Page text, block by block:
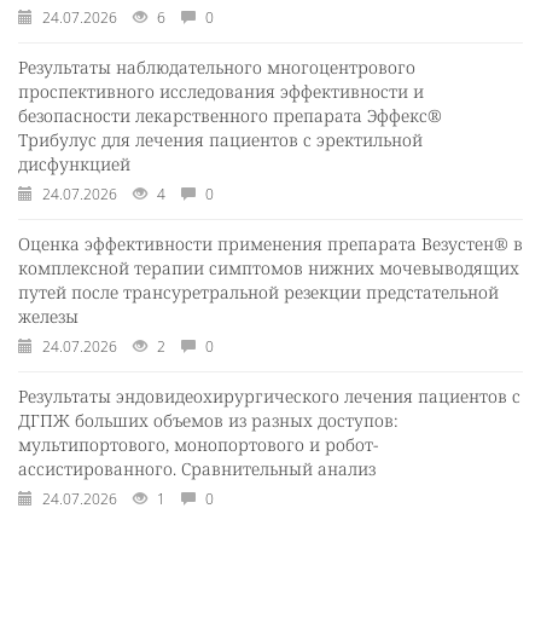
24.07.2026 6 0
Результаты наблюдательного многоцентрового
проспективного исследования эффективности и
безопасности лекарственного препарата Эффекс®
Трибулус для лечения пациентов с эректильной
дисфункцией
24.07.2026 4 0
Оценка эффективности применения препарата Везустен® в
комплексной терапии симптомов нижних мочевыводящих
путей после трансуретральной резекции предстательной
железы
24.07.2026 2 0
Результаты эндовидеохирургического лечения пациентов с
ДГПЖ больших объемов из разных доступов:
мультипортового, монопортового и робот-
ассистированного. Сравнительный анализ
24.07.2026 1 0